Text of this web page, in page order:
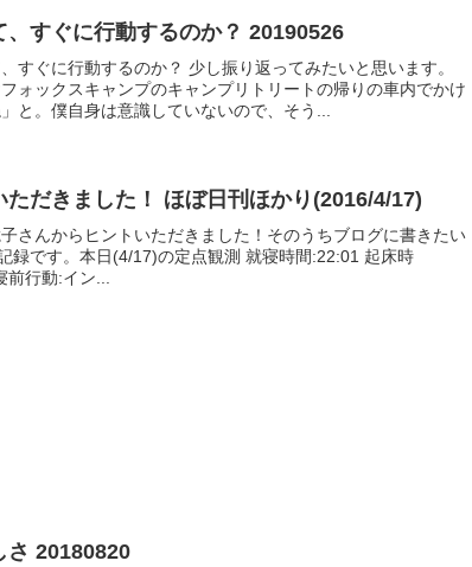
すぐに行動するのか？ 20190526
すぐに行動するのか？ 少し振り返ってみたいと思います。
ォックスキャンプのキャンプリトリートの帰りの車内でかけ
と。僕自身は意識していないので、そう...
だきました！ ほぼ日刊ほかり(2016/4/17)
さんからヒントいただきました！そのうちブログに書きたい
録です。本日(4/17)の定点観測 就寝時間:22:01 起床時
行動:イン...
さ 20180820